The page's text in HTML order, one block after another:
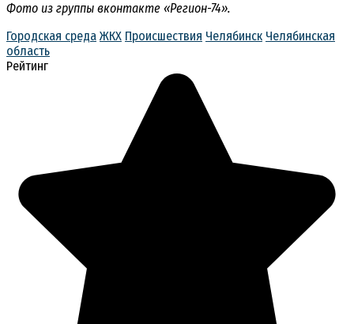
Фото из группы вконтакте «Регион-74».
Городская среда ЖКХ Происшествия Челябинск Челябинская
область
Рейтинг